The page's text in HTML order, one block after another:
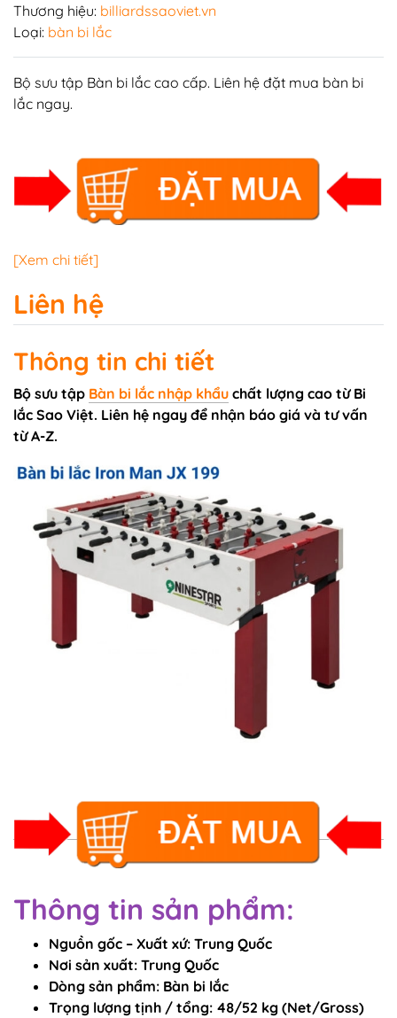
Thương hiệu: billiardssaoviet.vn
Loại: bàn bi lắc
Bộ sưu tập Bàn bi lắc cao cấp. Liên hệ đặt mua bàn bi
lắc ngay.
[Xem chi tiết]
Liên hệ
Thông tin chi tiết
Bộ sưu tập Bàn bi lắc nhập khẩu chất lượng cao từ Bi
lắc Sao Việt. Liên hệ ngay để nhận báo giá và tư vấn
từ A-Z.
Thông tin sản phẩm:
Nguồn gốc – Xuất xứ: Trung Quốc
Nơi sản xuất: Trung Quốc
Dòng sản phẩm: Bàn bi lắc
Trọng lượng tịnh / tổng: 48/52 kg (Net/Gross)